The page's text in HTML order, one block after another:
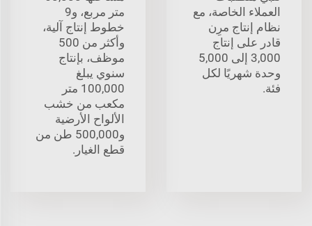
العملاء الخاصة، مع
نظام إنتاج مرِن
قادر على إنتاج
3,000 إلى 5,000
وحدة شهريًا لكل
فئة.
متر مربع، و9
خطوط إنتاج آلية،
وأكثر من 500
موظف، بإنتاج
سنوي يبلغ
100,000 متر
مكعب من خشب
الألواح الأرضية
و500,000 طن من
قطع الغيار.